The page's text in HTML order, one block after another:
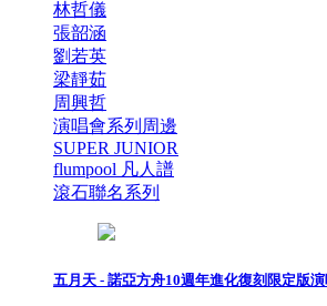
林哲儀
張韶涵
劉若英
梁靜茹
周興哲
演唱會系列周邊
SUPER JUNIOR
flumpool 凡人譜
滾石聯名系列
五月天 - 諾亞方舟10週年進化復刻限定版